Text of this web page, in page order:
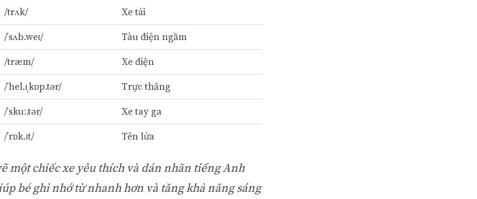
/trʌk/ Xe tải
/ˈsʌb.weɪ/ Tàu điện ngầm
/træm/ Xe điện
/ˈhel.ɪˌkɒp.tər/ Trực thăng
/ˈskuː.tər/ Xe tay ga
/ˈrɒk.ɪt/ Tên lửa
một chiếc xe yêu thích và dán nhãn tiếng Anh
bé ghi nhớ từ nhanh hơn và tăng khả năng sáng